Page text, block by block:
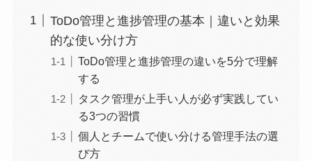
ToDo管理と進捗管理の基本｜違いと効果
的な使い分け方
ToDo管理と進捗管理の違いを5分で理解
する
タスク管理が上手い人が必ず実践してい
る3つの習慣
個人とチームで使い分ける管理手法の選
び方